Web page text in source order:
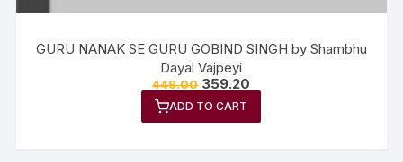
GURU NANAK SE GURU GOBIND SINGH by Shambhu
Dayal Vajpeyi
449.00 359.20
ADD TO CART